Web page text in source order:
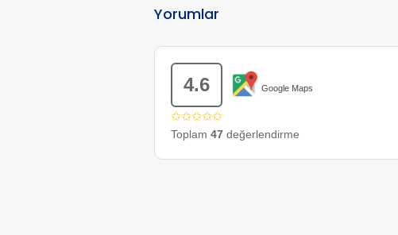
Yorumlar
4.6 Google Maps
✩✩✩✩✩
Toplam 47değerlendirme